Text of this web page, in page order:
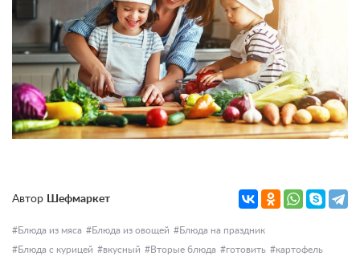
Автор Шефмаркет
Блюда из мяса Блюда из овощей
Блюда на праздник
Блюда с курицей
вкусный Вторые блюда готовить
картофель